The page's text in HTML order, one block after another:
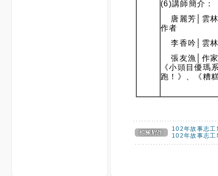
102年故事志工
102年故事志
雲林縣虎尾鎮林森路
COPYRIGHT © 2010